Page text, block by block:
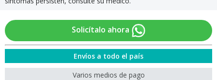
Solicítalo ahora
Envíos a todo el país
Varios medios de pago